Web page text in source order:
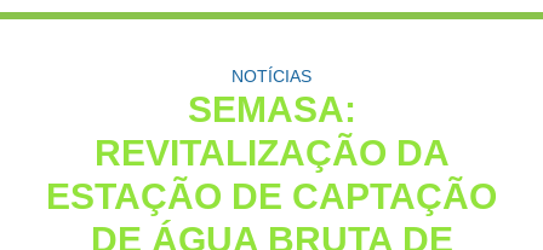
NOTÍCIAS
SEMASA:
REVITALIZAÇÃO DA
ESTAÇÃO DE CAPTAÇÃO
DE ÁGUA BRUTA DE